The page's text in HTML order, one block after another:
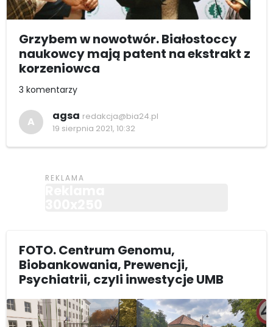
Grzybem w nowotwór. Białostoccy
naukowcy mają patent na ekstrakt z
korzeniowca
3 komentarzy
A agsa redakcja@bia24.pl
19 sierpnia 2021, 10:32
FOTO. Centrum Genomu,
Biobankowania, Prewencji,
Psychiatrii, czyli inwestycje UMB